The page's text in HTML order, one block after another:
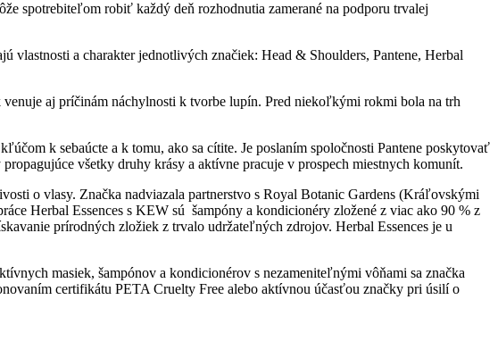
spotrebiteľom robiť každý deň rozhodnutia zamerané na podporu trvalej
vlastnosti a charakter jednotlivých značiek: Head & Shoulders, Pantene, Herbal
aj príčinám náchylnosti k tvorbe lupín. Pred niekoľkými rokmi bola na trh
k sebaúcte a k tomu, ako sa cítite. Je poslaním spoločnosti Pantene poskytovať
všetky druhy krásy a aktívne pracuje v prospech miestnych komunít.
o vlasy. Značka nadviazala partnerstvo s Royal Botanic Gardens (Kráľovskými
Herbal Essences s KEW sú šampóny a kondicionéry zložené z viac ako 90 % z
prírodných zložiek z trvalo udržateľných zdrojov. Herbal Essences je u
masiek, šampónov a kondicionérov s nezameniteľnými vôňami sa značka
certifikátu PETA Cruelty Free alebo aktívnou účasťou značky pri úsilí o